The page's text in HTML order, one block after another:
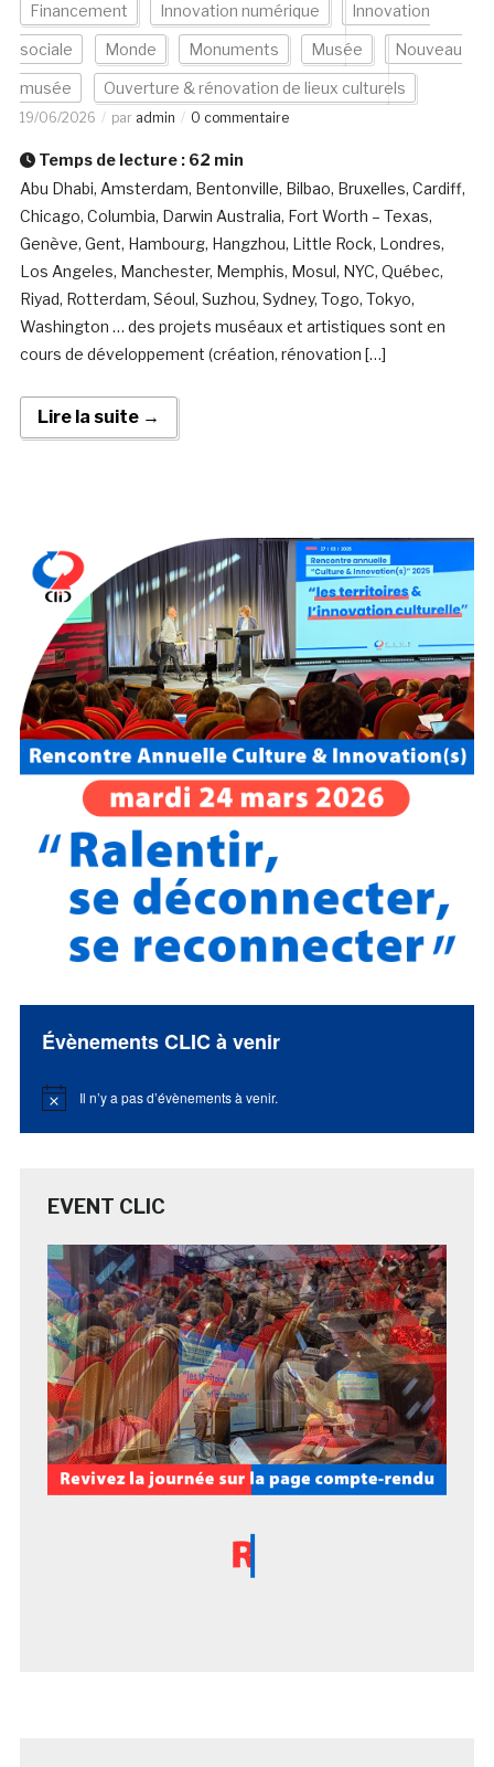
Financement Innovation numérique Innovation
sociale Monde Monuments Musée Nouveau
musée Ouverture & rénovation de lieux culturels
19/06/2026 par admin 0 commentaire
Temps de lecture : 62 min
Abu Dhabi, Amsterdam, Bentonville, Bilbao, Bruxelles, Cardiff,
Chicago, Columbia, Darwin Australia, Fort Worth – Texas,
Genève, Gent, Hambourg, Hangzhou, Little Rock, Londres,
Los Angeles, Manchester, Memphis, Mosul, NYC, Québec,
Riyad, Rotterdam, Séoul, Suzhou, Sydney, Togo, Tokyo,
Washington … des projets muséaux et artistiques sont en
cours de développement (création, rénovation […]
Lire la suite →
Évènements CLIC à venir
Notice Il n’y a pas d’évènements à venir.
EVENT CLIC